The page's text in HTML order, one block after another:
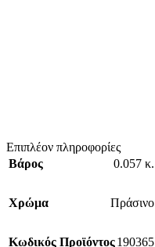
Επιπλέον πληροφορίες
Βάρος
0.057 κ.
Χρώμα Πράσινο
Κωδικός Προϊόντος190365